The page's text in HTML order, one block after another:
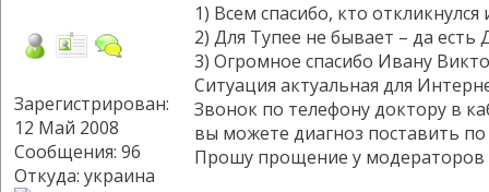
Зарегистрирован:
12 Май 2008
Сообщения: 96
Откуда: украина
1) Всем спасибо, кто
2) Для Тупее не бывает – да
3) Огромное спасибо Ивану
Ситуация актуальная для
Звонок по телефону доктору в
вы можете диагноз поставить
Прошу прощение у модераторов